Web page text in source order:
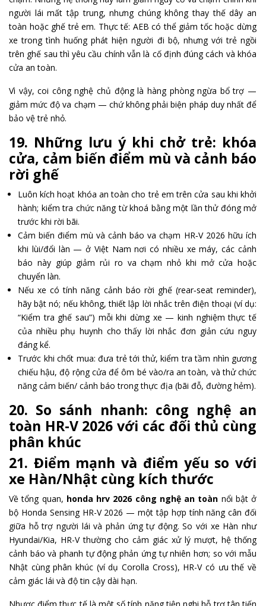
người lái mất tập trung, nhưng chúng không thay thế dây an
toàn hoặc ghế trẻ em. Thực tế: AEB có thể giảm tốc hoặc dừng
xe trong tình huống phát hiện người đi bộ, nhưng với trẻ ngồi
trên ghế sau thì yêu cầu chính vẫn là cố định đúng cách và khóa
cửa an toàn.
Vì vậy, coi công nghệ chủ động là hàng phòng ngừa bổ trợ —
giảm mức độ va chạm — chứ không phải biện pháp duy nhất để
bảo vệ trẻ nhỏ.
19. Những lưu ý khi chở trẻ: khóa
cửa, cảm biến điểm mù và cảnh báo
rời ghế
Luôn kích hoạt khóa an toàn cho trẻ em trên cửa sau khi khởi
hành; kiểm tra chức năng từ khoá bằng một lần thử đóng mở
trước khi rời bãi.
Cảm biến điểm mù và cảnh báo va chạm HR‑V 2026 hữu ích
khi lùi/đổi làn — ở Việt Nam nơi có nhiều xe máy, các cảnh
báo này giúp giảm rủi ro va chạm nhỏ khi mở cửa hoặc
chuyển làn.
Nếu xe có tính năng cảnh báo rời ghế (rear‑seat reminder),
hãy bật nó; nếu không, thiết lập lời nhắc trên điện thoại (ví dụ:
“Kiểm tra ghế sau”) mỗi khi dừng xe — kinh nghiệm thực tế
của nhiều phụ huynh cho thấy lời nhắc đơn giản cứu nguy
đáng kể.
Trước khi chốt mua: đưa trẻ tới thử, kiểm tra tầm nhìn gương
chiếu hậu, độ rộng cửa để ôm bé vào/ra an toàn, và thử chức
năng cảm biến/ cảnh báo trong thực địa (bãi đỗ, đường hẻm).
20. So sánh nhanh: công nghệ an
toàn HR-V 2026 với các đối thủ cùng
phân khúc
21. Điểm mạnh và điểm yếu so với
xe Hàn/Nhật cùng kích thước
Về tổng quan, honda hrv 2026 công nghệ an toàn nổi bật ở
bộ Honda Sensing HR-V 2026 — một tập hợp tính năng cân đối
giữa hỗ trợ người lái và phản ứng tự động. So với xe Hàn như
Hyundai/Kia, HR-V thường cho cảm giác xử lý mượt, hệ thống
cảnh báo và phanh tự động phản ứng tự nhiên hơn; so với mẫu
Nhật cùng phân khúc (ví dụ Corolla Cross), HR-V có ưu thế về
cảm giác lái và độ tin cậy dài hạn.